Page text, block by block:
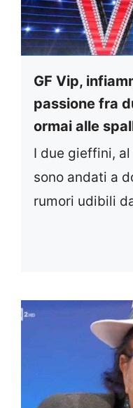
GF Vip,
passione fra
ormai alle
I due gieffini,
sono andati a
rumori udibili